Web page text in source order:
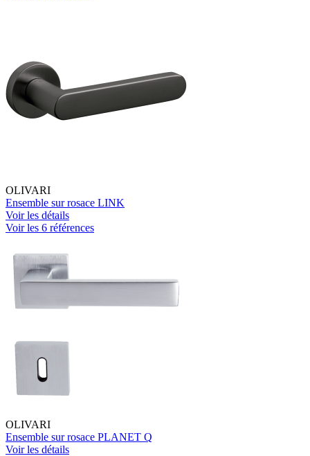
OLIVARI
Ensemble sur rosace LINK
Voir les détails
Voir les 6 références
OLIVARI
Ensemble sur rosace PLANET Q
Voir les détails